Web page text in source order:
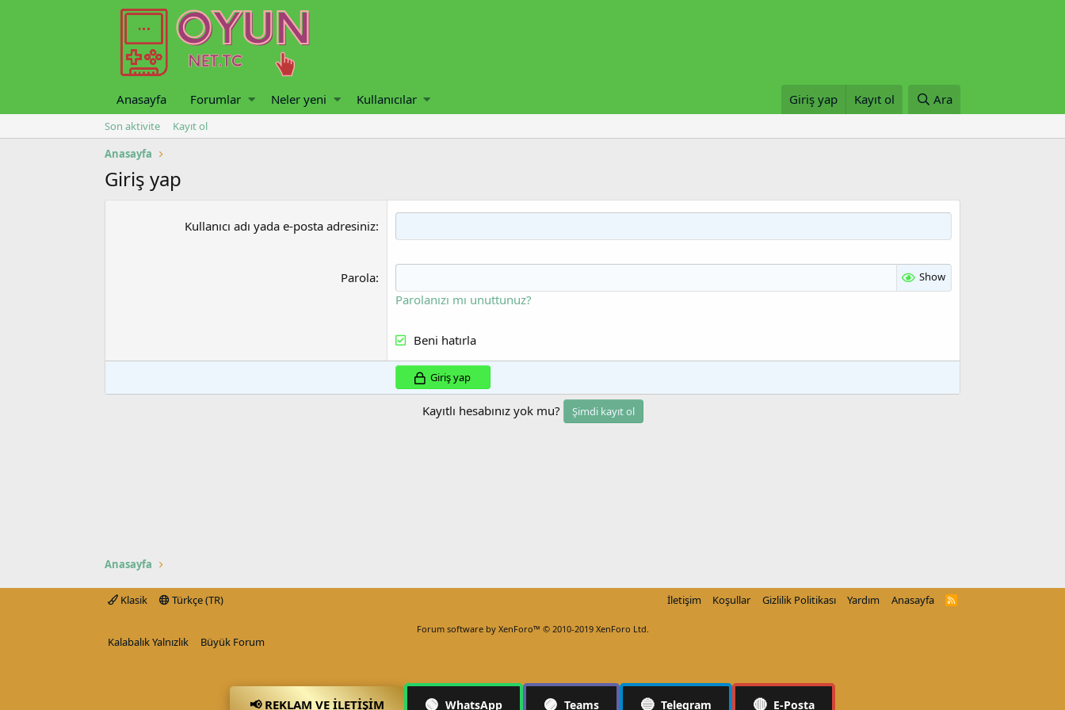
Anasayfa Forumlar Neler yeni Kullanıcılar Giriş yap Kayıt ol Ara
Son aktivite
Kayıt ol
Anasayfa
Giriş yap
Kullanıcı adı yada e-posta adresiniz
Parola Show
Parolanızı mı unuttunuz?
Beni hatırla
Giriş yap
Kayıtlı hesabınız yok mu? Şimdi kayıt ol
Anasayfa
Klasik Türkçe (TR) İletişim Koşullar Gizlilik Politikası Yardım Anasayfa
R
Forum software by XenForo™ © 2010-2019 XenForo Ltd.
Kalabalık Yalnızlık Büyük Forum
📢 REKLAM VE İLETIŞIM 🟢 WhatsApp 🟣 Teams 🔵 Telegram 🔴 E-Posta